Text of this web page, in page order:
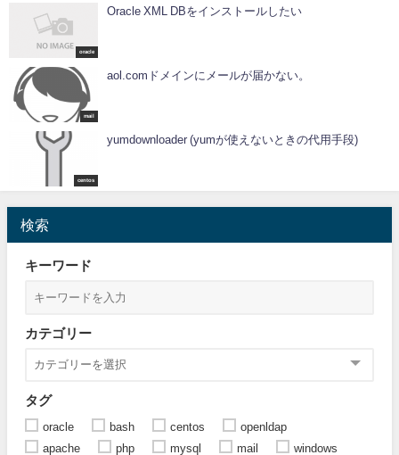
oracle
Oracle XML DBをインストールしたい
mail
aol.comドメインにメールが届かない。
centos
yumdownloader (yumが使えないときの代用手段)
検索
キーワード
カテゴリー
タグ
oracle bash centos
openldap
apache
php mysql mail
windows